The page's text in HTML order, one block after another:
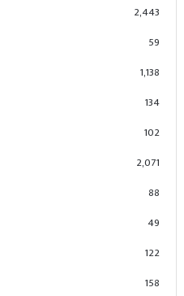
2,443
59
1,138
134
102
2,071
88
49
122
158